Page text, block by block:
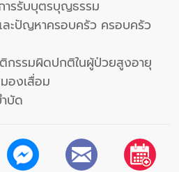
ารรับบุตรบุญธรรม
ะปัญหาครอบครัว ครอบครัว
รรมผิดปกติในผู้ป่วยสูงอายุ
องเสื่อม
บัด